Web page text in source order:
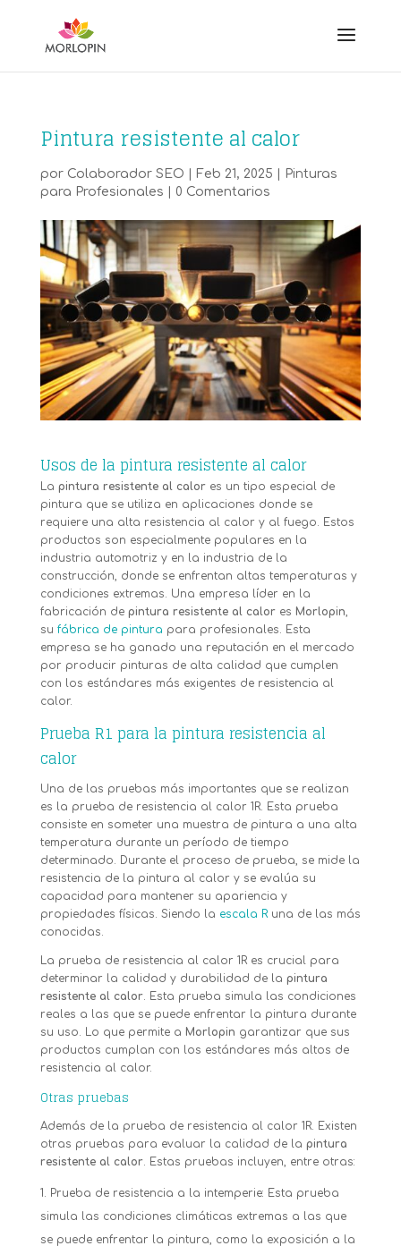
Pintura resistente al calor
por Colaborador SEO Feb 21, 2025
Pinturas
para Profesionales
0 Comentarios
Usos de la pintura resistente al calor
La pintura resistente al calores un tipo especial de
pintura que se utiliza en aplicaciones donde se
requiere una alta resistencia al calor y al fuego. Estos
productos son especialmente populares en la
industria automotriz y en la industria de la
construcción, donde se enfrentan altas temperaturas y
condiciones extremas. Una empresa líder en la
fabricación de pintura resistente al calores Morlopin,
su fábrica de pintura para profesionales. Esta
empresa se ha ganado una reputación en el mercado
por producir pinturas de alta calidad que cumplen
con los estándares más exigentes de resistencia al
calor.
Prueba R1 para la pintura resistencia al
calor
Una de las pruebas más importantes que se realizan
es la prueba de resistencia al calor 1R. Esta prueba
consiste en someter una muestra de pintura a una alta
temperatura durante un período de tiempo
determinado. Durante el proceso de prueba, se mide la
resistencia de la pintura al calor y se evalúa su
capacidad para mantener su apariencia y
propiedades físicas. Siendo la escala Runa de las más
conocidas.
La prueba de resistencia al calor 1R es crucial para
determinar la calidad y durabilidad de la pintura
resistente al calor. Esta prueba simula las condiciones
reales a las que se puede enfrentar la pintura durante
su uso. Lo que permite a Morlopin garantizar que sus
productos cumplan con los estándares más altos de
resistencia al calor.
Otras pruebas
Además de la prueba de resistencia al calor 1R. Existen
otras pruebas para evaluar la calidad de la pintura
resistente al calor. Estas pruebas incluyen, entre otras:
Prueba de resistencia a la intemperie: Esta prueba
simula las condiciones climáticas extremas a las que
se puede enfrentar la pintura, como la exposición a la